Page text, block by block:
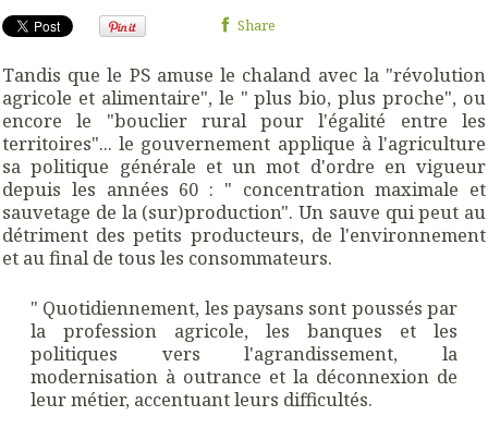
Share
Tandis que le PS amuse le chaland avec la "révolution
agricole et alimentaire", le " plus bio, plus proche", ou
encore le "bouclier rural pour l'égalité entre les
territoires"... le gouvernement applique à l'agriculture
sa politique générale et un mot d'ordre en vigueur
depuis les années 60 : " concentration maximale et
sauvetage de la (sur)production". Un sauve qui peut au
détriment des petits producteurs, de l'environnement
et au final de tous les consommateurs.
" Quotidiennement, les paysans sont poussés par
la profession agricole, les banques et les
politiques vers l'agrandissement, la
modernisation à outrance et la déconnexion de
leur métier, accentuant leurs difficultés.